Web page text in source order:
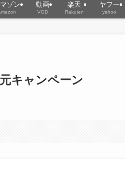
ゾン 動画
VOD
楽天
Rakuten
ヤフー
yahoo
キャンペーン